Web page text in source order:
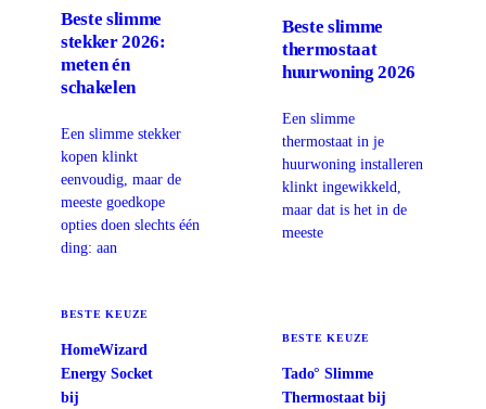
Beste slimme
stekker 2026:
meten én
schakelen
Een slimme stekker
kopen klinkt
eenvoudig, maar de
meeste goedkope
opties doen slechts één
ding: aan
BESTE KEUZE
HomeWizard
Energy Socket
bij
Beste slimme
thermostaat
huurwoning 2026
Een slimme
thermostaat in je
huurwoning installeren
klinkt ingewikkeld,
maar dat is het in de
meeste
BESTE KEUZE
Tado° Slimme
Thermostaat bij